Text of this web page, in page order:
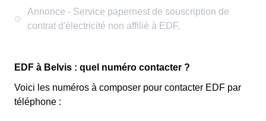
EDF à Belvis : quel numéro contacter ?
Voici les numéros à composer pour contacter EDF par
téléphone :